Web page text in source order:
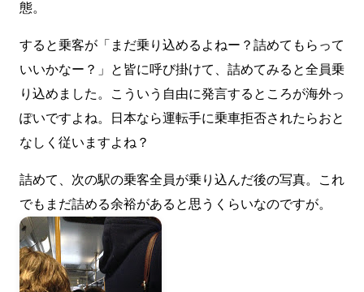
態。
すると乗客が「まだ乗り込めるよねー？詰めてもらって
いいかなー？」と皆に呼び掛けて、詰めてみると全員乗
り込めました。こういう自由に発言するところが海外っ
ぽいですよね。日本なら運転手に乗車拒否されたらおと
なしく従いますよね？
詰めて、次の駅の乗客全員が乗り込んだ後の写真。これ
でもまだ詰める余裕があると思うくらいなのですが。